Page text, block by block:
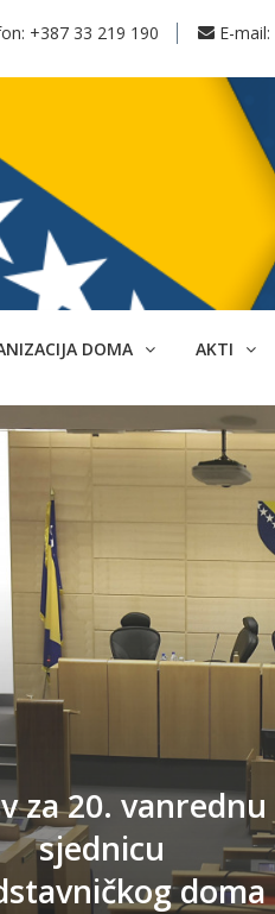
+387 33 219 190 E-mail:
DOMA AKTI
za 20. vanrednu
sjednicu
doma